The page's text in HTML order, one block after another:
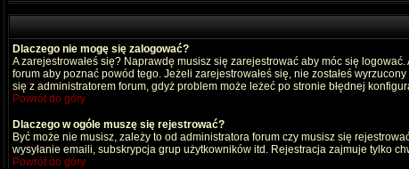
Dlaczego nie mogę się zalogować?
A zarejestrowałeś się? Naprawdę musisz się zarejestrować aby móc się
forum aby poznać powód tego. Jeżeli zarejestrowałeś się, nie zostałeś
się z administratorem forum, gdyż problem może leżeć po stronie błędnej
Powrót do góry
Dlaczego w ogóle muszę się rejestrować?
Być może nie musisz, zależy to od administratora forum czy musisz się
wysyłanie emaili, subskrypcja grup użytkowników itd. Rejestracja zajmuje tylko
Powrót do góry